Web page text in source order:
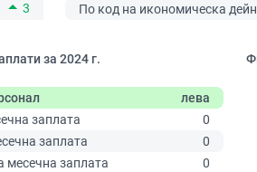
3
По код на икономическа
за 2024 г.
лева
заплата
0
заплата
0
месечна заплата
0